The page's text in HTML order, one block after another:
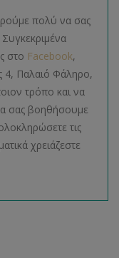
πολύ να σας
στο Facebook,
4, Παλαιό Φάληρο,
τρόπο και να
σας βοηθήσουμε
τις
χρειάζεστε